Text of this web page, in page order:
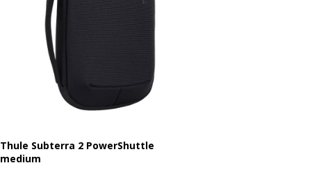
Thule Subterra 2 PowerShuttle
medium